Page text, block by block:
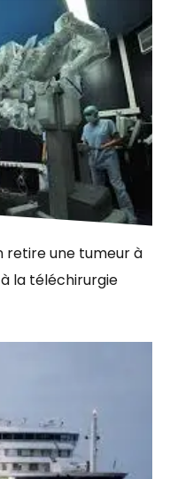
retire une tumeur à
la téléchirurgie